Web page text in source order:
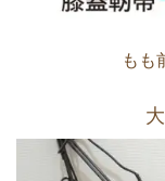
もも